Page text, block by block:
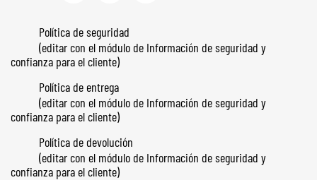
Política de seguridad
(editar con el módulo de Información de seguridad y
confianza para el cliente)
Política de entrega
(editar con el módulo de Información de seguridad y
confianza para el cliente)
Política de devolución
(editar con el módulo de Información de seguridad y
confianza para el cliente)